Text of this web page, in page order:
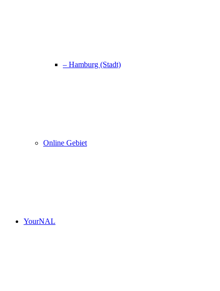
– Hamburg (Stadt)
Online Gebiet
YourNAL